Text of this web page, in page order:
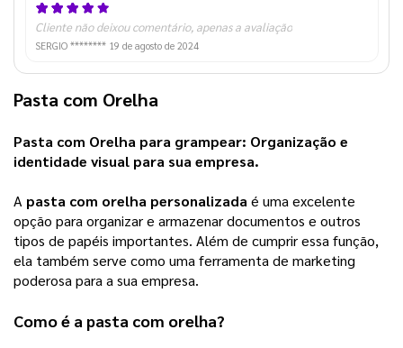
Cliente não deixou comentário, apenas a avaliação
SERGIO ******** 19 de agosto de 2024
Pasta com Orelha
Pasta com Orelha para grampear: Organização e
identidade visual para sua empresa.
A pasta com orelha personalizada é uma excelente
opção para organizar e armazenar documentos e outros
tipos de papéis importantes. Além de cumprir essa função,
ela também serve como uma ferramenta de marketing
poderosa para a sua empresa.
Como é a pasta com orelha?